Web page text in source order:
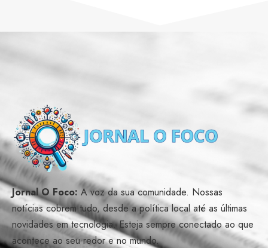
Jornal O Foco: A voz da sua comunidade. Nossas
notícias cobrem tudo, desde a política local até as últimas
novidades em tecnologia. Esteja sempre conectado ao que
acontece ao seu redor e no mundo.